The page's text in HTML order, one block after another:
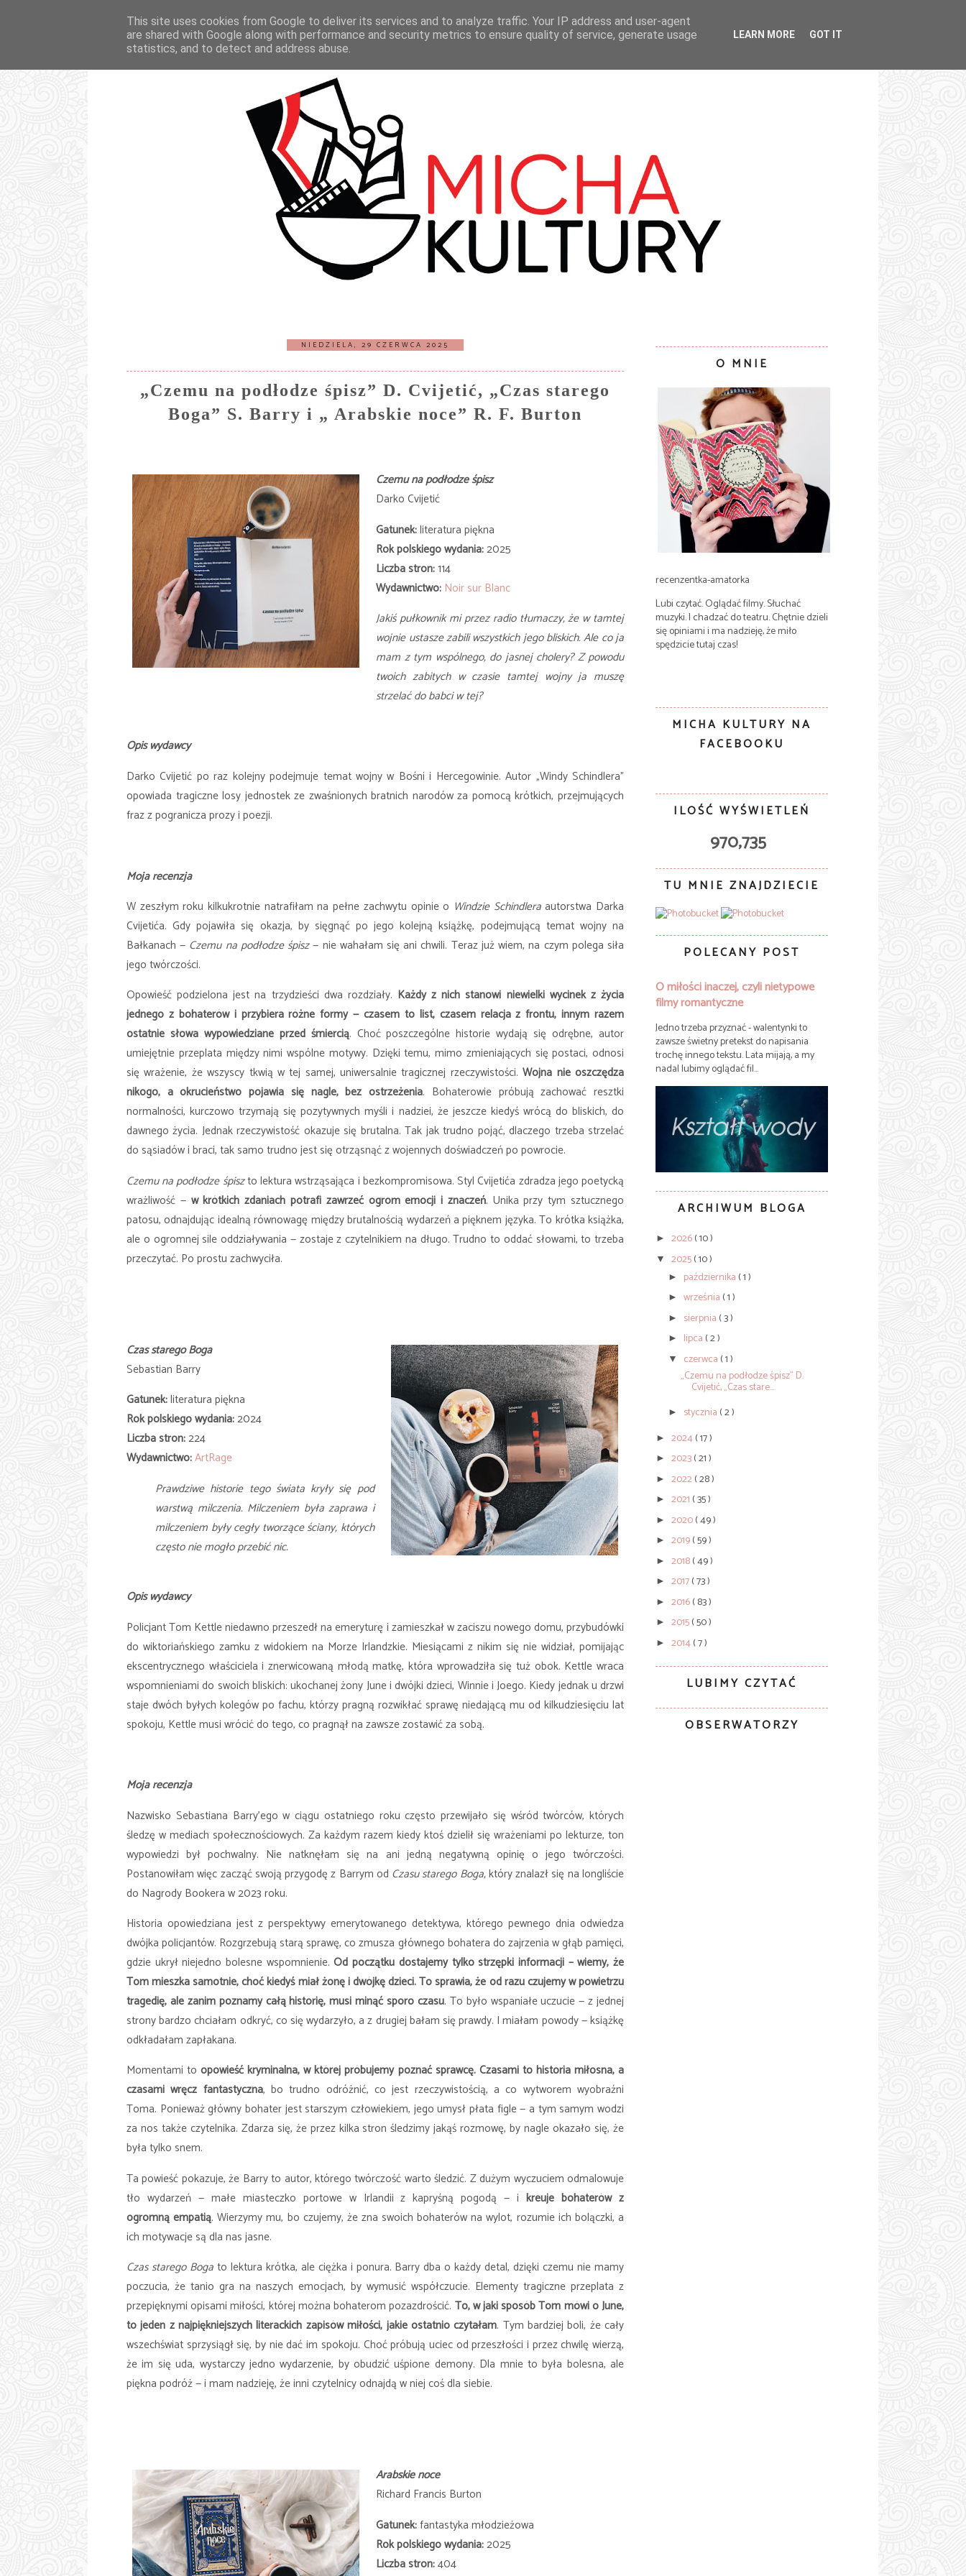
STRONA GŁÓWNA KSIĄŻKI FILMY TEATR SERIALE 100 BBC KONTAKT
NIEDZIELA, 29 CZERWCA 2025
„Czemu na podłodze śpisz” D. Cvijetić, „Czas starego
Boga” S. Barry i „ Arabskie noce” R. F. Burton
Czemu na podłodze śpisz
Darko Cvijetić
Gatunek:literatura piękna
Rok polskiego wydania:2025
Liczba stron:114
Wydawnictwo: Noir sur Blanc
Jakiś pułkownik mi przez radio tłumaczy, że w tamtej
wojnie ustasze zabili wszystkich jego bliskich. Ale co ja
mam z tym wspólnego, do jasnej cholery? Z powodu
twoich zabitych w czasie tamtej wojny ja muszę
strzelać do babci w tej?
Opis wydawcy
Darko Cvijetić po raz kolejny podejmuje temat wojny w Bośni i Hercegowinie. Autor „Windy Schindlera"
opowiada tragiczne losy jednostek ze zwaśnionych bratnich narodów za pomocą krótkich, przejmujących
fraz z pogranicza prozy i poezji.
Moja recenzja
W zeszłym roku kilkukrotnie natrafiłam na pełne zachwytu opinie o Windzie Schindleraautorstwa Darka
Cvijetića. Gdy pojawiła się okazja, by sięgnąć po jego kolejną książkę, podejmującą temat wojny na
Bałkanach — Czemu na podłodze śpisz— nie wahałam się ani chwili. Teraz już wiem, na czym polega siła
jego twórczości.
Opowieść podzielona jest na trzydzieści dwa rozdziały. Każdy z nich stanowi niewielki wycinek z życia
jednego z bohaterów i przybiera różne formy — czasem to list, czasem relacja z frontu, innym razem
ostatnie słowa wypowiedziane przed śmiercią. Choć poszczególne historie wydają się odrębne, autor
umiejętnie przeplata między nimi wspólne motywy. Dzięki temu, mimo zmieniających się postaci, odnosi
się wrażenie, że wszyscy tkwią w tej samej, uniwersalnie tragicznej rzeczywistości.Wojna nie oszczędza
nikogo, a okrucieństwo pojawia się nagle, bez ostrzeżenia. Bohaterowie próbują zachować resztki
normalności, kurczowo trzymają się pozytywnych myśli i nadziei, że jeszcze kiedyś wrócą do bliskich, do
dawnego życia. Jednak rzeczywistość okazuje się brutalna. Tak jak trudno pojąć, dlaczego trzeba strzelać
do sąsiadów i braci, tak samo trudno jest się otrząsnąć z wojennych doświadczeń po powrocie.
Czemu na podłodze śpiszto lektura wstrząsająca i bezkompromisowa. Styl Cvijetića zdradza jego poetycką
wrażliwość — w krótkich zdaniach potrafi zawrzeć ogrom emocji i znaczeń. Unika przy tym sztucznego
patosu, odnajdując idealną równowagę między brutalnością wydarzeń a pięknem języka. To krótka książka,
ale o ogromnej sile oddziaływania — zostaje z czytelnikiem na długo. Trudno to oddać słowami, to trzeba
przeczytać. Po prostu zachwyciła.
Czas starego Boga
Sebastian Barry
Gatunek:literatura piękna
Rok polskiego wydania:2024
Liczba stron:224
Wydawnictwo:ArtRage
Prawdziwe historie tego świata kryły się pod
warstwą milczenia. Milczeniem była zaprawa i
milczeniem były cegły tworzące ściany, których
często nie mogło przebić nic.
Opis wydawcy
Policjant Tom Kettle niedawno przeszedł na emeryturę i zamieszkał w zaciszu nowego domu, przybudówki
do wiktoriańskiego zamku z widokiem na Morze Irlandzkie. Miesiącami z nikim się nie widział, pomijając
ekscentrycznego właściciela i znerwicowaną młodą matkę, która wprowadziła się tuż obok. Kettle wraca
wspomnieniami do swoich bliskich: ukochanej żony June i dwójki dzieci, Winnie i Joego. Kiedy jednak u drzwi
staje dwóch byłych kolegów po fachu, którzy pragną rozwikłać sprawę niedającą mu od kilkudziesięciu lat
spokoju, Kettle musi wrócić do tego, co pragnął na zawsze zostawić za sobą.
Moja recenzja
Nazwisko Sebastiana Barry’ego w ciągu ostatniego roku często przewijało się wśród twórców, których
śledzę w mediach społecznościowych. Za każdym razem kiedy ktoś dzielił się wrażeniami po lekturze, ton
wypowiedzi był pochwalny. Nie natknęłam się na ani jedną negatywną opinię o jego twórczości.
Postanowiłam więc zacząć swoją przygodę z Barrym od Czasu starego Boga,który znalazł się na longliście
do Nagrody Bookera w 2023 roku.
Historia opowiedziana jest z perspektywy emerytowanego detektywa, którego pewnego dnia odwiedza
dwójka policjantów. Rozgrzebują starą sprawę, co zmusza głównego bohatera do zajrzenia w głąb pamięci,
gdzie ukrył niejedno bolesne wspomnienie.Od początku dostajemy tylko strzępki informacji –wiemy, że
Tom mieszka samotnie, choć kiedyś miał żonę i dwójkę dzieci. To sprawia, że od razu czujemy w powietrzu
tragedię, ale zanim poznamy całą historię, musi minąć sporo czasu. To było wspaniałe uczucie — z jednej
strony bardzo chciałam odkryć, co się wydarzyło, a z drugiej bałam się prawdy. I miałam powody — książkę
odkładałam zapłakana.
Momentami toopowieść kryminalna, w której próbujemy poznać sprawcę. Czasami to historia miłosna, a
czasami wręcz fantastyczna, bo trudno odróżnić, co jest rzeczywistością, a co wytworem wyobraźni
Toma. Ponieważ główny bohater jest starszym człowiekiem, jego umysł płata figle — a tym samym wodzi
za nos także czytelnika. Zdarza się, że przez kilka stron śledzimy jakąś rozmowę, by nagle okazało się, że
była tylko snem.
Ta powieść pokazuje, że Barry to autor, którego twórczość warto śledzić. Z dużym wyczuciem odmalowuje
tło wydarzeń —małe miasteczko portowe w Irlandii z kapryśną pogodą— ikreuje bohaterów z
ogromnąempatią.Wierzymy mu, bo czujemy, że zna swoich bohaterów na wylot, rozumie ich bolączki, a
ich motywacje są dla nas jasne.
Czas starego Bogato lektura krótka, ale ciężka i ponura. Barry dba o każdy detal,dzięki czemu nie mamy
poczucia, że tanio gra na naszych emocjach, by wymusić współczucie. Elementy tragiczne przeplata z
przepięknymi opisami miłości, której można bohaterom pozazdrościć. To, w jaki sposób Tom mówi o June,
to jeden z najpiękniejszych literackich zapisów miłości, jakie ostatnio czytałam. Tym bardziej boli, że cały
wszechświat sprzysiągł się, by nie dać im spokoju. Choć próbują uciec od przeszłości i przez chwilę wierzą,
że im się uda, wystarczy jedno wydarzenie, by obudzić uśpione demony. Dla mnie to była bolesna, ale
piękna podróż — i mam nadzieję, że inni czytelnicy odnajdą w niej coś dla siebie.
Arabskie noce
Richard Francis Burton
Gatunek:fantastyka młodzieżowa
Rok polskiego wydania:2025
Liczba stron:404
O MNIE
recenzentka-amatorka
Lubi czytać. Oglądać filmy. Słuchać
muzyki. I chadzać do teatru. Chętnie dzieli
się opiniami i ma nadzieję, że miło
spędzicie tutaj czas!
MICHA KULTURY NA
FACEBOOKU
ILOŚĆ WYŚWIETLEŃ
970,735
TU MNIE ZNAJDZIECIE
POLECANY POST
O miłości inaczej, czyli nietypowe
filmy romantyczne
Jedno trzeba przyznać - walentynki to
zawsze świetny pretekst do napisania
trochę innego tekstu. Lata mijają, a my
nadal lubimy oglądać fil...
ARCHIWUM BLOGA
► 2026( 10 )
▼ 2025( 10 )
► października ( 1 )
► września ( 1 )
► sierpnia ( 3 )
► lipca ( 2 )
▼ czerwca ( 1 )
„Czemu na podłodze śpisz” D.
Cvijetić, „Czas stare...
► stycznia ( 2 )
► 2024( 17 )
► 2023( 21 )
► 2022( 28 )
► 2021 ( 35 )
► 2020( 49 )
► 2019( 59 )
► 2018( 49 )
► 2017( 73 )
► 2016( 83 )
► 2015( 50 )
► 2014( 7 )
LUBIMY CZYTAĆ
OBSERWATORZY
This site uses cookies from Google to deliver its services and to analyze traffic. Your IP address and user-agent
are shared with Google along with performance and security metrics to ensure quality of service, generate usage
statistics, and to detect and address abuse.
LEARN MORE GOT IT